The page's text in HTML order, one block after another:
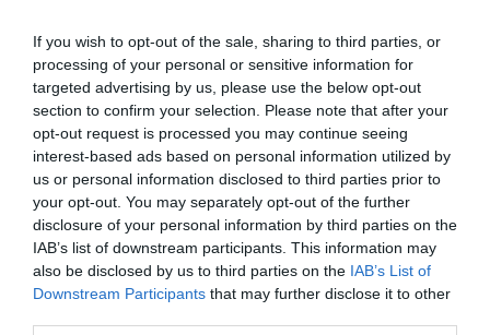
If you wish to opt-out of the sale, sharing to third parties, or
processing of your personal or sensitive information for
targeted advertising by us, please use the below opt-out
section to confirm your selection. Please note that after your
opt-out request is processed you may continue seeing
interest-based ads based on personal information utilized by
us or personal information disclosed to third parties prior to
your opt-out. You may separately opt-out of the further
disclosure of your personal information by third parties on the
IAB’s list of downstream participants. This information may
also be disclosed by us to third parties on the IAB’s List of
Downstream Participants that may further disclose it to other
jeleneteit ábrázoló stukkódíszítések is
előkerültek a felújítás során.
A folyosó pontos kivezetése továbbra sem
ismert, de a kelet felé haladó irány alapján a
régészek úgy vélik, hogy a gladiátorok
gyakorlóteréhez (Ludus Magnus) vagy a
Caelius-domb térségéhez vezethetett.